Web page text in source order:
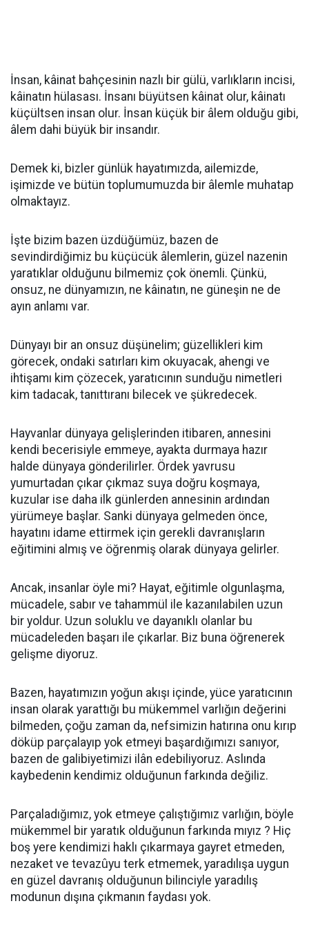
İnsan, kâinat bahçesinin nazlı bir gülü, varlıkların incisi,
kâinatın hülasası. İnsanı büyütsen kâinat olur, kâinatı
küçültsen insan olur. İnsan küçük bir âlem olduğu gibi,
âlem dahi büyük bir insandır.
Demek ki, bizler günlük hayatımızda, ailemizde,
işimizde ve bütün toplumumuzda bir âlemle muhatap
olmaktayız.
İşte bizim bazen üzdüğümüz, bazen de
sevindirdiğimiz bu küçücük âlemlerin, güzel nazenin
yaratıklar olduğunu bilmemiz çok önemli. Çünkü,
onsuz, ne dünyamızın, ne kâinatın, ne güneşin ne de
ayın anlamı var.
Dünyayı bir an onsuz düşünelim; güzellikleri kim
görecek, ondaki satırları kim okuyacak, ahengi ve
ihtişamı kim çözecek, yaratıcının sunduğu nimetleri
kim tadacak, tanıttıranı bilecek ve şükredecek.
Hayvanlar dünyaya gelişlerinden itibaren, annesini
kendi becerisiyle emmeye, ayakta durmaya hazır
halde dünyaya gönderilirler. Ördek yavrusu
yumurtadan çıkar çıkmaz suya doğru koşmaya,
kuzular ise daha ilk günlerden annesinin ardından
yürümeye başlar. Sanki dünyaya gelmeden önce,
hayatını idame ettirmek için gerekli davranışların
eğitimini almış ve öğrenmiş olarak dünyaya gelirler.
Ancak, insanlar öyle mi? Hayat, eğitimle olgunlaşma,
mücadele, sabır ve tahammül ile kazanılabilen uzun
bir yoldur. Uzun soluklu ve dayanıklı olanlar bu
mücadeleden başarı ile çıkarlar. Biz buna öğrenerek
gelişme diyoruz.
Bazen, hayatımızın yoğun akışı içinde, yüce yaratıcının
insan olarak yarattığı bu mükemmel varlığın değerini
bilmeden, çoğu zaman da, nefsimizin hatırına onu kırıp
döküp parçalayıp yok etmeyi başardığımızı sanıyor,
bazen de galibiyetimizi ilân edebiliyoruz. Aslında
kaybedenin kendimiz olduğunun farkında değiliz.
Parçaladığımız, yok etmeye çalıştığımız varlığın, böyle
mükemmel bir yaratık olduğunun farkında mıyız ? Hiç
boş yere kendimizi haklı çıkarmaya gayret etmeden,
nezaket ve tevazûyu terk etmemek, yaradılışa uygun
en güzel davranış olduğunun bilinciyle yaradılış
modunun dışına çıkmanın faydası yok.